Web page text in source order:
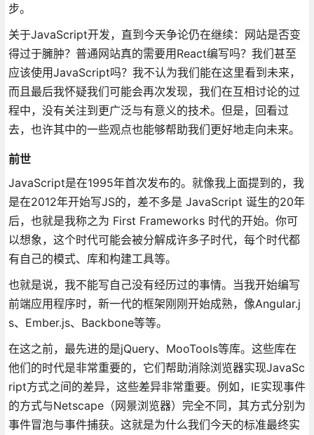
步。
关于JavaScript开发，直到今天争论仍在继续：网站是否变
得过于臃肿？普通网站真的需要用React编写吗？我们甚至
应该使用JavaScript吗？我不认为我们能在这里看到未来，
而且最后我怀疑我们可能会再次发现，我们在互相讨论的过
程中，没有关注到更广泛与有意义的技术。但是，回看过
去，也许其中的一些观点也能够帮助我们更好地走向未来。
前世
JavaScript是在1995年首次发布的。就像我上面提到的，我
是在2012年开始写JS的，差不多是 JavaScript 诞生的20年
后，也就是我称之为 First Frameworks 时代的开始。你可
以想象，这个时代可能会被分解成许多子时代，每个时代都
有自己的模式、库和构建工具等。
也就是说，我不能写自己没有经历过的事情。当我开始编写
前端应用程序时，新一代的框架刚刚开始成熟，像Angular.j
s、Ember.js、Backbone等等。
在这之前，最先进的是jQuery、MooTools等库。这些库在
他们的时代是非常重要的，它们帮助消除浏览器实现JavaSc
ript方式之间的差异，这些差异非常重要。例如，IE实现事件
的方式与Netscape（网景浏览器）完全不同，其方式分别为
事件冒泡与事件捕获。这就是为什么我们今天的标准最终实